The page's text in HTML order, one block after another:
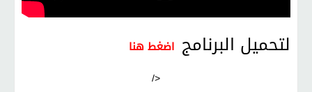
لتحميل البرنامج اضغط هنا
/>